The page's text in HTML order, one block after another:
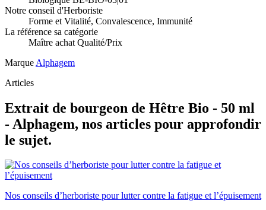
Notre conseil d'Herboriste
Forme et Vitalité, Convalescence, Immunité
La référence sa catégorie
Maître achat Qualité/Prix
Marque Alphagem
Articles
Extrait de bourgeon de Hêtre Bio - 50 ml
- Alphagem, nos articles pour approfondir
le sujet.
Nos conseils d’herboriste pour lutter contre la fatigue et l’épuisement